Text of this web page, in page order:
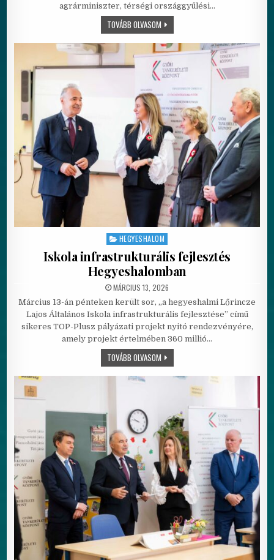
agrárminiszter, térségi országgyűlési…
TOVÁBB OLVASOMÜNNEPI MEGEMLÉKEZÉS MECSÉREN
Posted in
HEGYESHALOM
Iskola infrastrukturális fejlesztés
Hegyeshalomban
PUBLISHED DATE:
MÁRCIUS 13, 2026
Március 13-án pénteken került sor, „a hegyeshalmi Lőrincze
Lajos Általános Iskola infrastrukturális fejlesztése” című
sikeres TOP-Plusz pályázati projekt nyitó rendezvényére,
amely projekt értelmében 360 millió…
TOVÁBB OLVASOMISKOLA INFRASTRUKTURÁLIS